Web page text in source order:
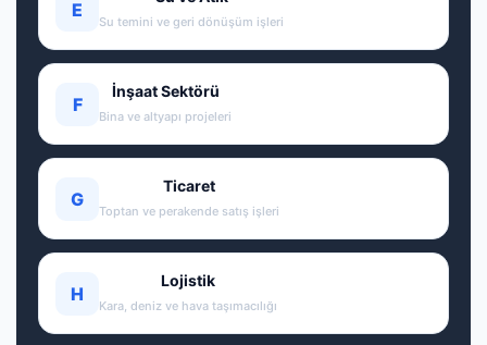
E
Su temini ve geri dönüşüm işleri
F
İnşaat Sektörü
Bina ve altyapı projeleri
G
Ticaret
Toptan ve perakende satış işleri
H
Lojistik
Kara, deniz ve hava taşımacılığı